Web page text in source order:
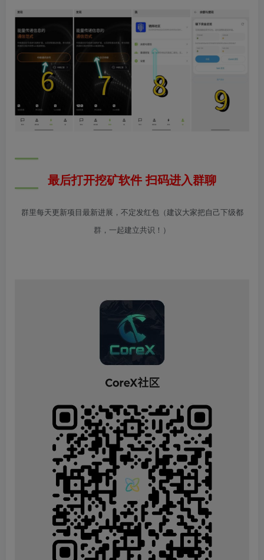
最后打开挖矿软件 扫码进入群聊
群里每天更新项目最新进展，不定发红包（建议大家把自己下级都
群，一起建立共识！）